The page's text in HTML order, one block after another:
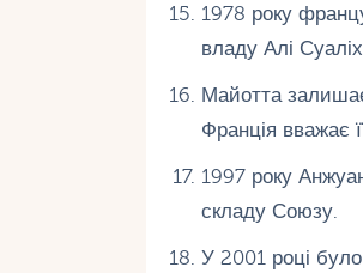
1978 року
владу Алі
Майотта
Франція вважає
1997 року
складу Союзу.
У 2001 році